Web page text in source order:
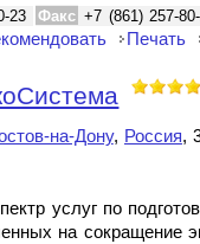
23 Факс +7 (861) 257-
Печать
на-Дону, Россия,
услуг по
на сокращение